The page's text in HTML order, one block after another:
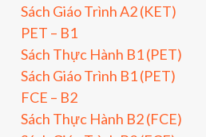
Sách Giáo Trình A2 (KET)
PET – B1
Sách Thực Hành B1 (PET)
Sách Giáo Trình B1 (PET)
FCE – B2
Sách Thực Hành B2 (FCE)